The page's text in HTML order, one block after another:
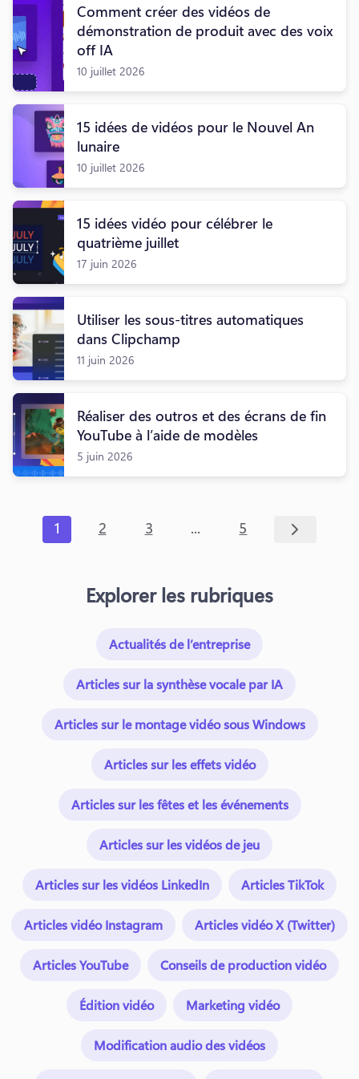
Comment créer des vidéos de
démonstration de produit avec des voix
off IA
10 juillet 2026
15 idées de vidéos pour le Nouvel An
lunaire
10 juillet 2026
15 idées vidéo pour célébrer le
quatrième juillet
17 juin 2026
Utiliser les sous-titres automatiques
dans Clipchamp
11 juin 2026
Réaliser des outros et des écrans de fin
YouTube à l’aide de modèles
5 juin 2026
1 2 3 ... 5
Explorer les rubriques
Actualités de l’entreprise
Articles sur la synthèse vocale par IA
Articles sur le montage vidéo sous Windows
Articles sur les effets vidéo
Articles sur les fêtes et les événements
Articles sur les vidéos de jeu
Articles sur les vidéos LinkedIn Articles TikTok
Articles vidéo Instagram Articles vidéo X (Twitter)
Articles YouTube Conseils de production vidéo
Édition vidéo Marketing vidéo
Modification audio des vidéos